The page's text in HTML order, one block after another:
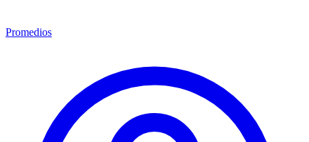
Promedios